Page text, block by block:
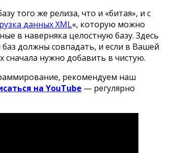
того же релиза, что и «битая», и с
данных XML«, которую можно
в наверняка целостную базу. Здесь
должны совпадать, и если в Вашей
сначала нужно добавить в чистую.
рекомендуем наш
на YouTube — регулярно